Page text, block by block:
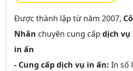
Được thành lập từ năm 2007,
Nhân chuyên cung cấp dịch vụ
in ấn
- Cung cấp dịch vụ in ấn: In số